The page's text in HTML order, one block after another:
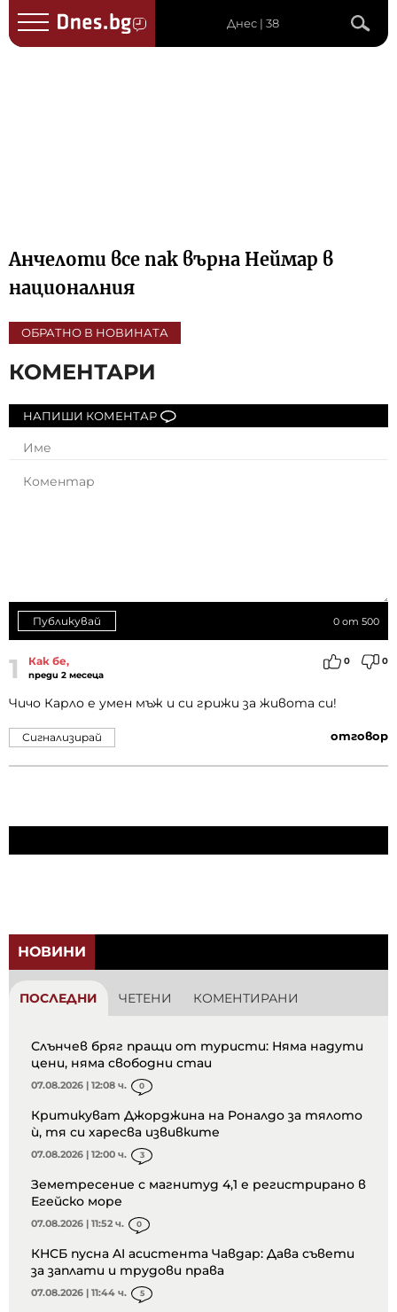
Днес | 38
Анчелоти все пак върна Неймар в
националния
ОБРАТНО В НОВИНАТА
КОМЕНТАРИ
НАПИШИ КОМЕНТАР
0 от 500
Публикувай
1 Как бе,
преди 2 месеца
0 0
Чичо Карло е умен мъж и си грижи за живота си!
отговор
Сигнализирай
НОВИНИ
ПОСЛЕДНИ ЧЕТЕНИ КОМЕНТИРАНИ
Слънчев бряг пращи от туристи: Няма надути
цени, няма свободни стаи
07.08.2026 | 12:08 ч. 0
Критикуват Джорджина на Роналдо за тялото
ѝ, тя си харесва извивките
07.08.2026 | 12:00 ч. 3
Земетресение с магнитуд 4,1 е регистрирано в
Егейско море
07.08.2026 | 11:52 ч. 0
КНСБ пусна AI асистента Чавдар: Дава съвети
за заплати и трудови права
07.08.2026 | 11:44 ч. 5